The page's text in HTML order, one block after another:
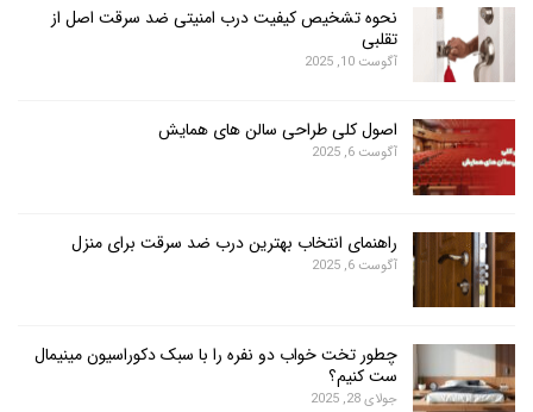
نحوه تشخیص کیفیت درب امنیتی ضد سرقت اصل از
تقلبی
آگوست 10, 2025
اصول کلی طراحی سالن های همایش
آگوست 6, 2025
راهنمای انتخاب بهترین درب ضد سرقت برای منزل
آگوست 6, 2025
چطور تخت خواب دو نفره را با سبک دکوراسیون مینیمال
ست کنیم؟
جولای 28, 2025